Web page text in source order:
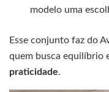
modelo uma
Esse conjunto faz do
quem busca equilíbrio
praticidade.